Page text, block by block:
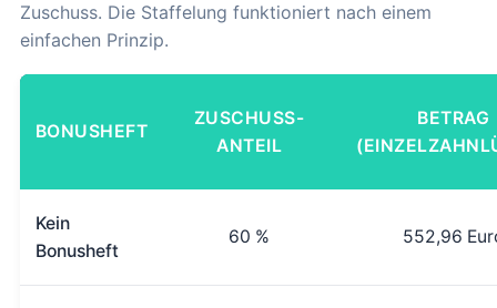
Zuschuss. Die Staffelung funktioniert nach einem
einfachen Prinzip.
BONUSHEFT
ZUSCHUSS-
ANTEIL
BETRAG
Kein
Bonusheft
60 % 552,96